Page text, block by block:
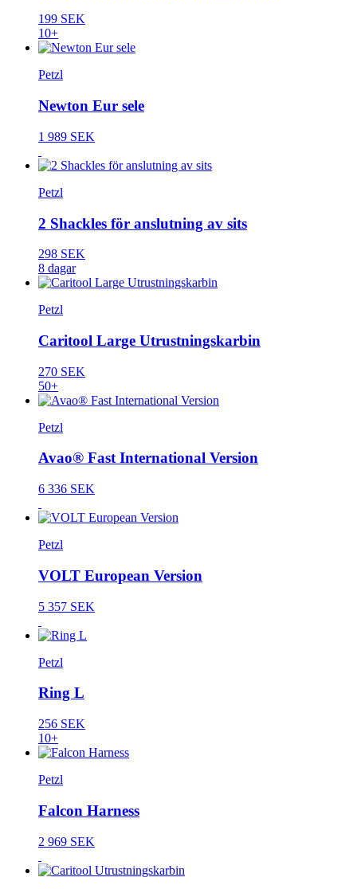
199 SEK
10+
Petzl
Newton Eur sele
1 989 SEK
Petzl
2 Shackles för anslutning av sits
298 SEK
8 dagar
Petzl
Caritool Large Utrustningskarbin
270 SEK
50+
Petzl
Avao® Fast International Version
6 336 SEK
Petzl
VOLT European Version
5 357 SEK
Petzl
Ring L
256 SEK
10+
Petzl
Falcon Harness
2 969 SEK